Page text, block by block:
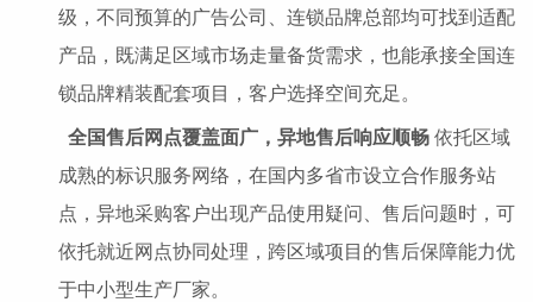
级，不同预算的广告公司、连锁品牌总部均可找到适配
产品，既满足区域市场走量备货需求，也能承接全国连
锁品牌精装配套项目，客户选择空间充足。
全国售后网点覆盖面广，异地售后响应顺畅依托区域
成熟的标识服务网络，在国内多省市设立合作服务站
点，异地采购客户出现产品使用疑问、售后问题时，可
依托就近网点协同处理，跨区域项目的售后保障能力优
于中小型生产厂家。